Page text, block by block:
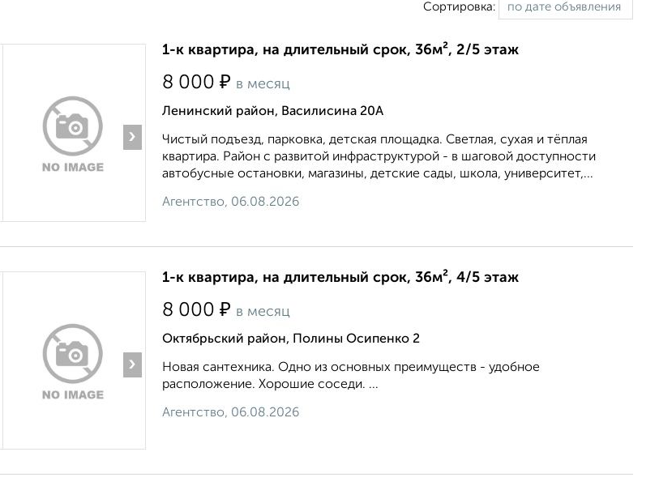
Сортировка:
›
1-к квартира, на длительный срок, 36м², 2/5 этаж
8 000 ₽ в месяц
Ленинский район, Василисина 20А
Чистый подъезд, парковка, детская площадка. Светлая, сухая и тёплая
квартира. Район с развитой инфраструктурой - в шаговой доступности
автобусные остановки, магазины, детские сады, школа, университет,...
Агентство, 06.08.2026
›
1-к квартира, на длительный срок, 36м², 4/5 этаж
8 000 ₽ в месяц
Октябрьский район, Полины Осипенко 2
Новая сантехника. Одно из основных преимуществ - удобное
расположение. Хорошие соседи. ...
Агентство, 06.08.2026